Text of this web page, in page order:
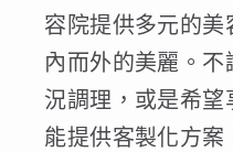
容院提供多元的
內而外的美麗。
況調理，或是希
能提供客製化方